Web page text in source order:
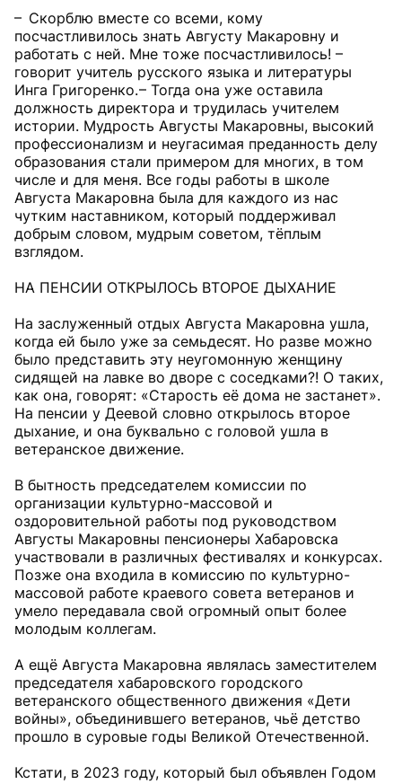
– Скорблю вместе со всеми, кому
посчастливилось знать Августу Макаровну и
работать с ней. Мне тоже посчастливилось! –
говорит учитель русского языка и литературы
Инга Григоренко. – Тогда она уже оставила
должность директора и трудилась учителем
истории. Мудрость Августы Макаровны, высокий
профессионализм и неугасимая преданность делу
образования стали примером для многих, в том
числе и для меня. Все годы работы в школе
Августа Макаровна была для каждого из нас
чутким наставником, который поддерживал
добрым словом, мудрым советом, тёплым
взглядом.
НА ПЕНСИИ ОТКРЫЛОСЬ ВТОРОЕ ДЫХАНИЕ
На заслуженный отдых Августа Макаровна ушла,
когда ей было уже за семьдесят. Но разве можно
было представить эту неугомонную женщину
сидящей на лавке во дворе с соседками?! О таких,
как она, говорят: «Старость её дома не застанет».
На пенсии у Деевой словно открылось второе
дыхание, и она буквально с головой ушла в
ветеранское движение.
В бытность председателем комиссии по
организации культурно-массовой и
оздоровительной работы под руководством
Августы Макаровны пенсионеры Хабаровска
участвовали в различных фестивалях и конкурсах.
Позже она входила в комиссию по культурно-
массовой работе краевого совета ветеранов и
умело передавала свой огромный опыт более
молодым коллегам.
А ещё Августа Макаровна являлась заместителем
председателя хабаровского городского
ветеранского общественного движения «Дети
войны», объединившего ветеранов, чьё детство
прошло в суровые годы Великой Отечественной.
Кстати, в 2023 году, который был объявлен Годом